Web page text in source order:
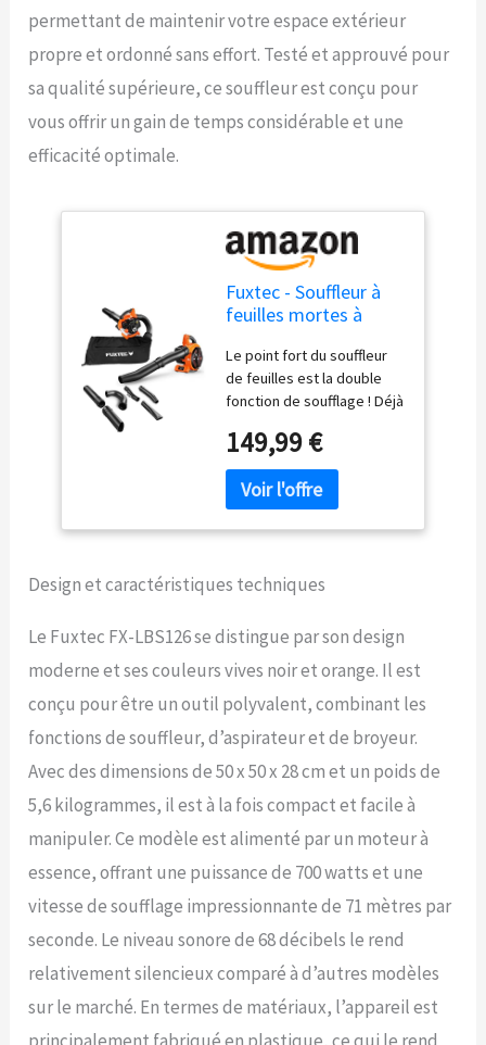
permettant de maintenir votre espace extérieur
propre et ordonné sans effort. Testé et approuvé pour
sa qualité supérieure, ce souffleur est conçu pour
vous offrir un gain de temps considérable et une
efficacité optimale.
Fuxtec - Souffleur à
feuilles mortes à
Souffleur broyeur à
feuilles 4 en 1 avec 2
tubes de soufflage et
un sac collecteur -
Testé classe
supérieure 1,4
Le point fort du souffleur
de feuilles est la double
fonction de soufflage ! Déjà
différentes applications de
travail Tuyau droit pour le
nettoyage sur un sol
pavé/asphalté et tube
courbé sur un sol meuble,
Vitesse d'air maximale de
grâce à un ventilateur de
taille plus importante, un
verrouillage des gaz pour
un travail confortable plus
longtemps, un carburateur
avec pompe primaire
Grand sac de collecte pour
la fonction d'aspiration, la
pince métallique massive
du hachoir déchiquette les
FUXTEC : pour un
fonctionnement optimal et
nous recommandons nos
huiles FUXTEC d'origine -
Made in Germany.
149,99 €
Design et caractéristiques techniques
Le Fuxtec FX-LBS126 se distingue par son design
moderne et ses couleurs vives noir et orange. Il est
conçu pour être un outil polyvalent, combinant les
fonctions de souffleur, d’aspirateur et de broyeur.
Avec des dimensions de 50 x 50 x 28 cm et un poids de
5,6 kilogrammes, il est à la fois compact et facile à
manipuler. Ce modèle est alimenté par un moteur à
essence, offrant une puissance de 700 watts et une
vitesse de soufflage impressionnante de 71 mètres par
seconde. Le niveau sonore de 68 décibels le rend
relativement silencieux comparé à d’autres modèles
sur le marché. En termes de matériaux, l’appareil est